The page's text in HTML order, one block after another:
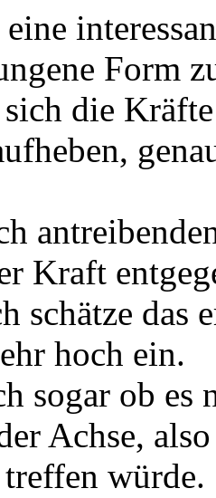
Form
die
Kraft
schätze das
hoch ein.
sogar ob es
Achse,
würde.